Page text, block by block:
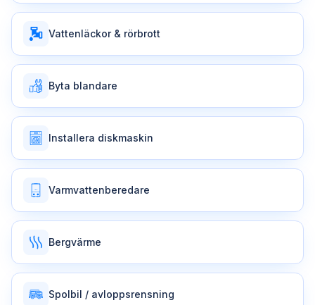
Vattenläckor & rörbrott
Byta blandare
Installera diskmaskin
Varmvattenberedare
Bergvärme
Spolbil / avloppsrensning